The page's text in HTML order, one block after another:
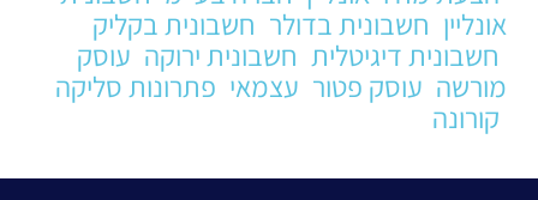
אונליין חשבונית בדולר חשבונית בקליק
חשבונית דיגיטלית חשבונית ירוקה עוסק
מורשה עוסק פטור עצמאי פתרונות סליקה
קורונה